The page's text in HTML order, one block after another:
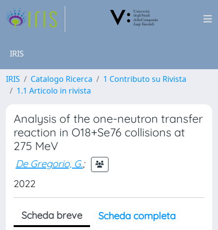
IRIS
IRIS Catalogo Ricerca
1 Contributo su Rivista
1.1 Articolo in rivista
Analysis of the one-neutron transfer
reaction in O18+Se76 collisions at
275 MeV
De Gregorio, G.;
2022
Scheda breve
Scheda completa